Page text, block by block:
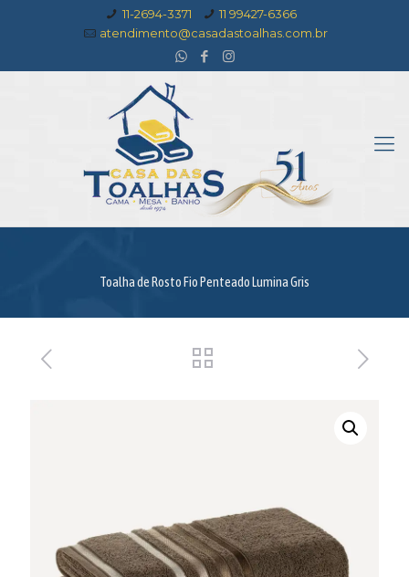
11-2694-3371
11 99427-6366
atendimento@casadastoalhas.com.br
Toalha de Rosto Fio Penteado Lumina Gris